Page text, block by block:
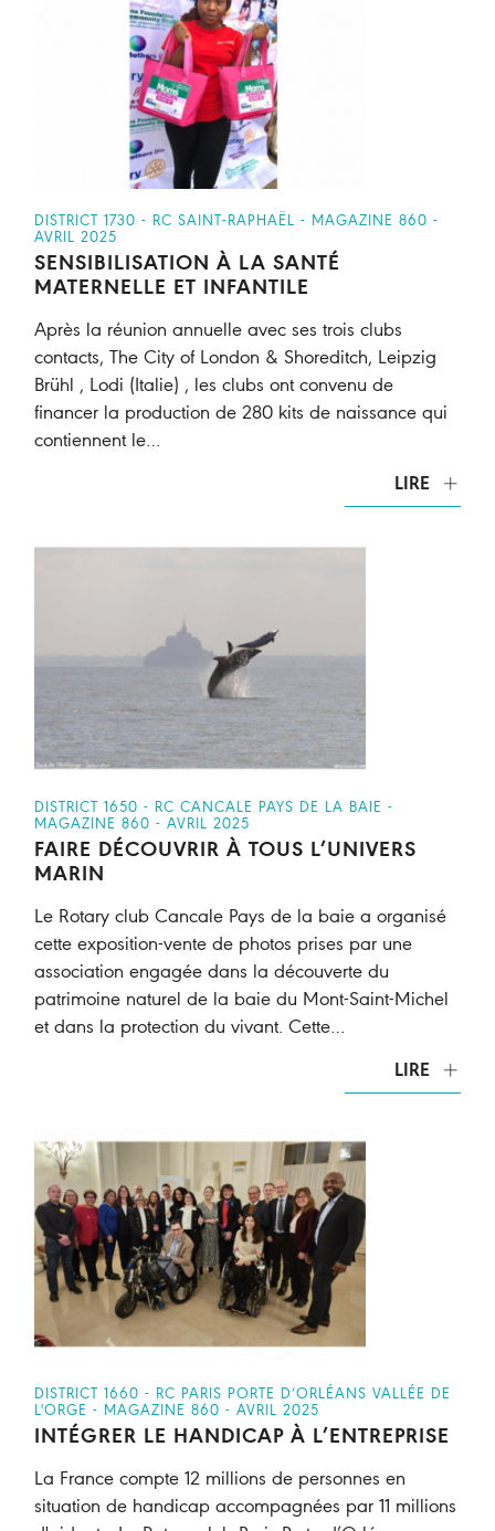
DISTRICT 1730 - RC SAINT-RAPHAËL - MAGAZINE 860 -
AVRIL 2025
SENSIBILISATION À LA SANTÉ
MATERNELLE ET INFANTILE
Après la réunion annuelle avec ses trois clubs
contacts, The City of London & Shoreditch, Leipzig
Brühl , Lodi (Italie) , les clubs ont convenu de
financer la production de 280 kits de naissance qui
contiennent le…
LIRE
DISTRICT 1650 - RC CANCALE PAYS DE LA BAIE -
MAGAZINE 860 - AVRIL 2025
FAIRE DÉCOUVRIR À TOUS L’UNIVERS
MARIN
Le Rotary club Cancale Pays de la baie a organisé
cette exposition-vente de photos prises par une
association engagée dans la découverte du
patrimoine naturel de la baie du Mont-Saint-Michel
et dans la protection du vivant. Cette…
LIRE
DISTRICT 1660 - RC PARIS PORTE D’ORLÉANS VALLÉE DE
L'ORGE - MAGAZINE 860 - AVRIL 2025
INTÉGRER LE HANDICAP À L’ENTREPRISE
La France compte 12 millions de personnes en
situation de handicap accompagnées par 11 millions